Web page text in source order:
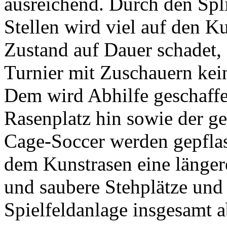
Stellen wird viel auf den
Zustand auf Dauer
Turnier mit Zuschauern
Dem wird Abhilfe
Rasenplatz hin sowie der
Cage-Soccer werden
dem Kunstrasen eine
und saubere Stehplätze
Spielfeldanlage insgesamt